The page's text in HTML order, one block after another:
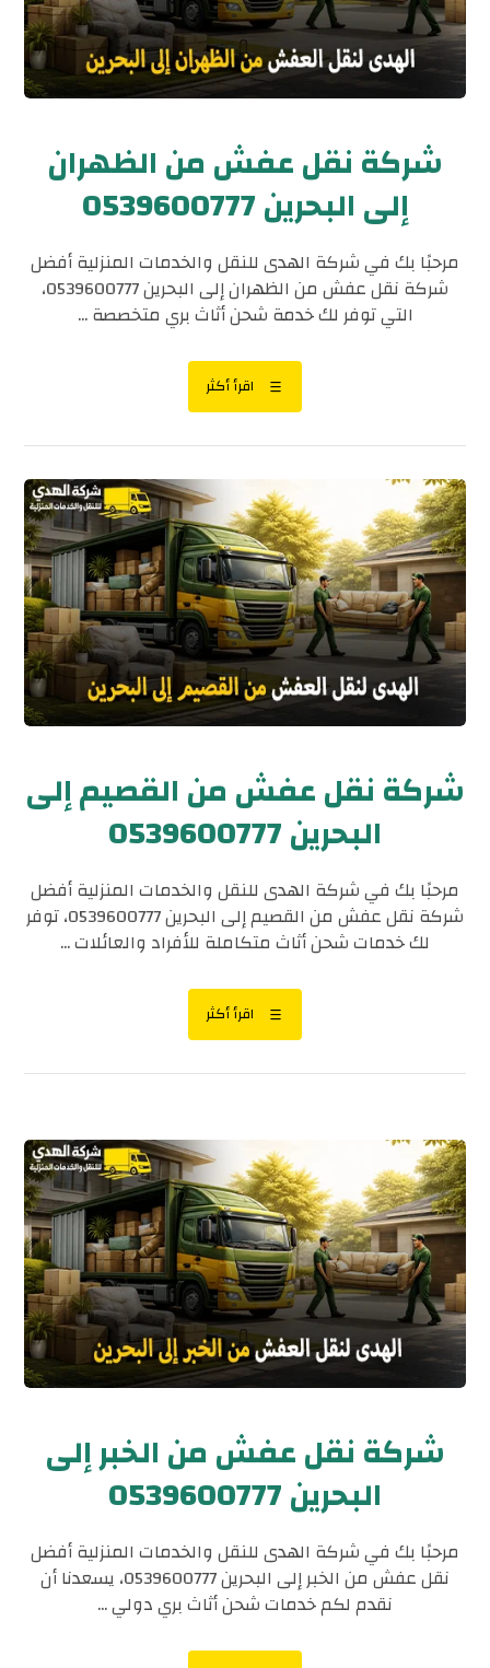
شركة نقل عفش من الظهران
إلى البحرين 0539600777
مرحبًا بك في شركة الهدى للنقل والخدمات المنزلية أفضل
شركة نقل عفش من الظهران إلى البحرين 0539600777،
التي توفر لك خدمة شحن أثاث بري متخصصة ...
اقرأ أكثر
شركة نقل عفش من القصيم إلى
البحرين 0539600777
مرحبًا بك في شركة الهدى للنقل والخدمات المنزلية أفضل
شركة نقل عفش من القصيم إلى البحرين 0539600777، توفر
لك خدمات شحن أثاث متكاملة للأفراد والعائلات ...
اقرأ أكثر
شركة نقل عفش من الخبر إلى
البحرين 0539600777
مرحبًا بك في شركة الهدى للنقل والخدمات المنزلية أفضل
نقل عفش من الخبر إلى البحرين 0539600777، يسعدنا أن
نقدم لكم خدمات شحن أثاث بري دولي ...